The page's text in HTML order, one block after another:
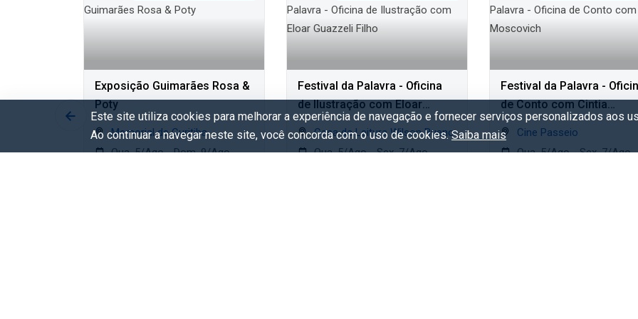
Ago
Exposição Guimarães Rosa &
Poty
Memorial de Curitiba
Qua. 5/Ago - Dom. 9/Ago
Festival da Palavra - Oficina
de Ilustração com Eloar
Guazzeli Filho
Casa da Leitura Wilson Bueno
Qua. 5/Ago - Sex. 7/Ago
Festival da Palavra -
de Conto com Cintia
Moscovich
Cine Passeio
Qua. 5/Ago - Sex. 7/Ago
Este site utiliza cookies para melhorar a experiência de navegação e fornecer serviços personalizados aos
Ao continuar a navegar neste site, você concorda com o uso de cookies.Saiba mais